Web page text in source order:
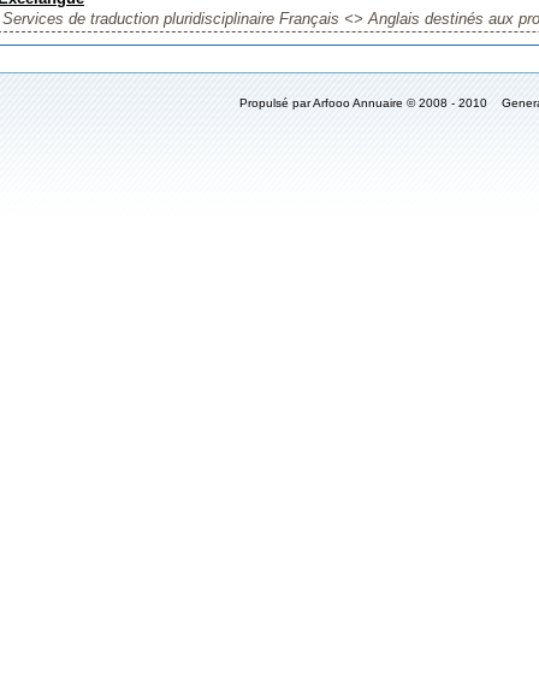
Services de traduction pluridisciplinaire Français <> Anglais destinés aux
Propulsé par Arfooo Annuaire © 2008 - 2010